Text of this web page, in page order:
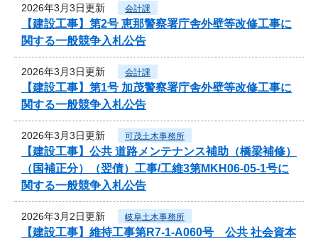
2026年3月3日更新 会計課
【建設工事】第2号 恵那警察署庁舎外壁等改修工事に
関する一般競争入札公告
2026年3月3日更新 会計課
【建設工事】第1号 加茂警察署庁舎外壁等改修工事に
関する一般競争入札公告
2026年3月3日更新 可茂土木事務所
【建設工事】公共 道路メンテナンス補助（橋梁補修）
（国補正分）（翌債）工事/工維3第MKH06-05-1号に
関する一般競争入札公告
2026年3月2日更新 岐阜土木事務所
【建設工事】維持工事第R7-1-A060号 公共 社会資本